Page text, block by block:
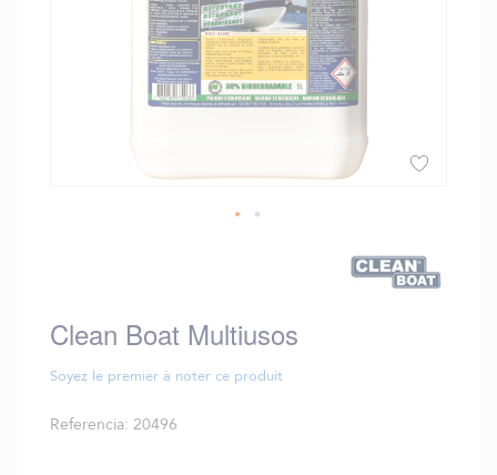
la
galería
de
Clean Boat Multiusos
Soyez le premier à noter ce produit
Referencia 20496